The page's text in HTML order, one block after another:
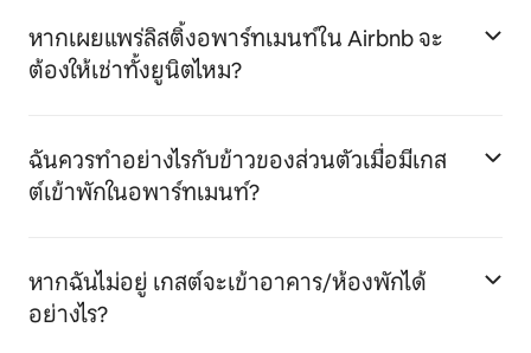
หากเผยแพร่ลิสติ้งอพาร์ทเมนท์ใน Airbnb จะ
ต้องให้เช่าทั้งยูนิตไหม?
ฉันควรทำอย่างไรกับข้าวของส่วนตัวเมื่อมีเกส
ต์เข้าพักในอพาร์ทเมนท์?
หากฉันไม่อยู่ เกสต์จะเข้าอาคาร/ห้องพักได้
อย่างไร?